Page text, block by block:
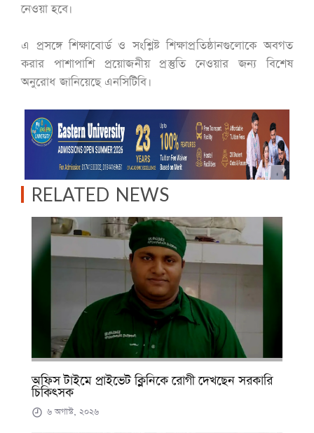
নেওয়া হবে।
এ প্রসঙ্গে শিক্ষাবোর্ড ও সংশ্লিষ্ট শিক্ষাপ্রতিষ্ঠানগুলোকে অবগত
করার পাশাপাশি প্রয়োজনীয় প্রস্তুতি নেওয়ার জন্য বিশেষ
অনুরোধ জানিয়েছে এনসিটিবি।
RELATED NEWS
অফিস টাইমে প্রাইভেট ক্লিনিকে রোগী দেখছেন সরকারি
চিকিৎসক
৬ অগাস্ট, ২০২৬